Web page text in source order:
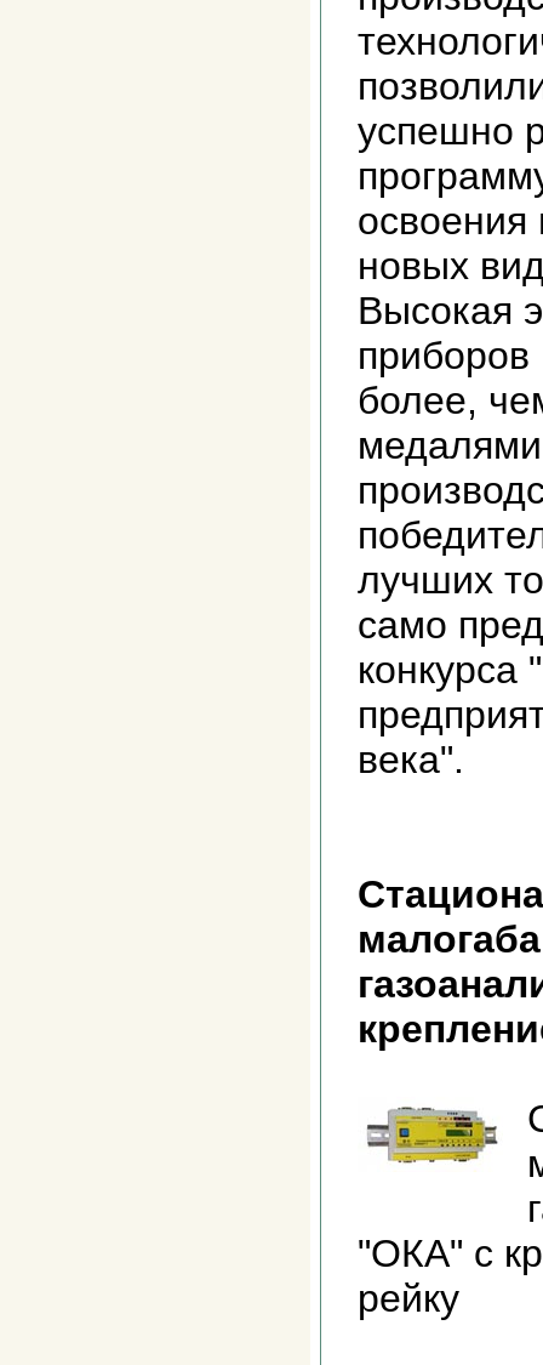
успешно
освоения
новых
Высокая
более,
лучших
само
конкурса
века".
"ОКА" с
рейку